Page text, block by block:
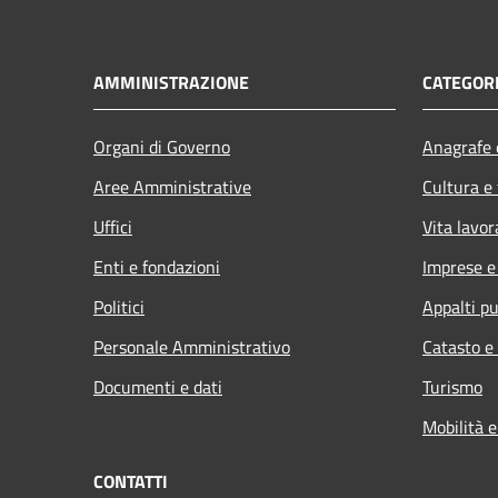
AMMINISTRAZIONE
Organi di Governo
Aree Amministrative
Uffici
Enti e fondazioni
Politici
Personale Amministrativo
Documenti e dati
Cultura
Vita
Imprese
Appalti
Catasto
Turismo
Mobilità
CONTATTI